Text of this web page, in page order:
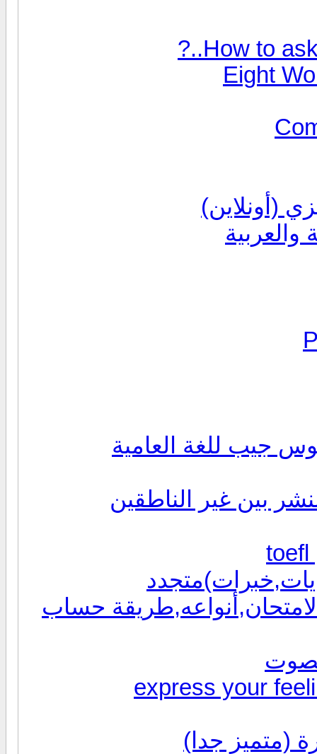
How to
Eight
(أونلاين)
والعربية
جيب للغة العامية
بين غير الناطقين
تجميع كل ما يتعلق بأمتحان التويفل toefl
حساب
(متميز جدا)